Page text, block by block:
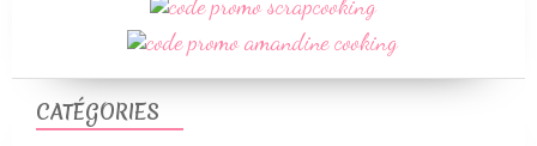
CATÉGORIES